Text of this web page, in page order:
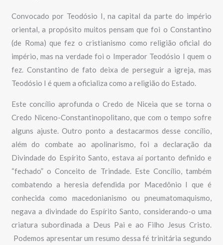
Convocado por Teodósio I, na capital da parte do império
oriental, a propósito muitos pensam que foi o Constantino
(de Roma) que fez o cristianismo como religião oficial do
império, mas na verdade foi o Imperador Teodósio I quem o
fez. Constantino de fato deixa de perseguir a igreja, mas
Teodósio I é quem a oficializa como a religião do Estado.
Este concílio aprofunda o Credo de Niceia que se torna o
Credo Niceno-Constantinopolitano, que com o tempo sofre
alguns ajuste. Outro ponto a destacarmos desse concílio,
além do combate ao apolinarismo, foi a declaração da
Divindade do Espírito Santo, estava aí portanto definido e
“fechado” o Conceito de Trindade. Este Concílio, também
combatendo a heresia defendida por Macedônio I que é
conhecida como macedonianismo ou pneumatomaquismo,
negava a divindade do Espírito Santo, considerando-o uma
criatura subordinada a Deus Pai e ao Filho Jesus Cristo.
Podemos apresentar um resumo dessa fé trinitária segundo